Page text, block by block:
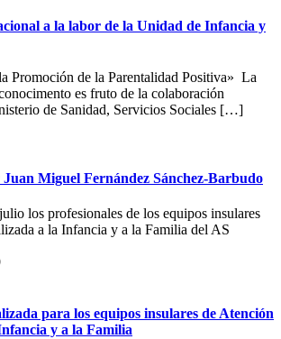
a la labor de la Unidad de Infancia y
Promoción de la Parentalidad Positiva» La
es fruto de la colaboración
de Sanidad, Servicios Sociales […]
Miguel Fernández Sánchez-Barbudo
los profesionales de los equipos insulares
a la Infancia y a la Familia del AS
para los equipos insulares de Atención
y a la Familia